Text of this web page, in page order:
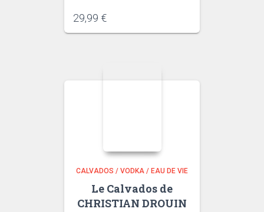
29,99 €
CALVADOS / VODKA / EAU DE VIE
Le Calvados de
CHRISTIAN DROUIN